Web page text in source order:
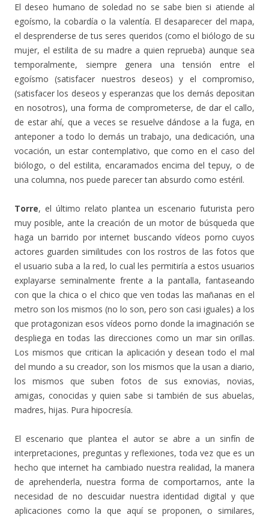
El deseo humano de soledad no se sabe bien si atiende al
egoísmo, la cobardía o la valentía. El desaparecer del mapa,
el desprenderse de tus seres queridos (como el biólogo de su
mujer, el estilita de su madre a quien reprueba) aunque sea
temporalmente, siempre genera una tensión entre el
egoísmo (satisfacer nuestros deseos) y el compromiso,
(satisfacer los deseos y esperanzas que los demás depositan
en nosotros), una forma de comprometerse, de dar el callo,
de estar ahí, que a veces se resuelve dándose a la fuga, en
anteponer a todo lo demás un trabajo, una dedicación, una
vocación, un estar contemplativo, que como en el caso del
biólogo, o del estilita, encaramados encima del tepuy, o de
una columna, nos puede parecer tan absurdo como estéril.
Torre, el último relato plantea un escenario futurista pero
muy posible, ante la creación de un motor de búsqueda que
haga un barrido por internet buscando vídeos porno cuyos
actores guarden similitudes con los rostros de las fotos que
el usuario suba a la red, lo cual les permitiría a estos usuarios
explayarse seminalmente frente a la pantalla, fantaseando
con que la chica o el chico que ven todas las mañanas en el
metro son los mismos (no lo son, pero son casi iguales) a los
que protagonizan esos vídeos porno donde la imaginación se
despliega en todas las direcciones como un mar sin orillas.
Los mismos que critican la aplicación y desean todo el mal
del mundo a su creador, son los mismos que la usan a diario,
los mismos que suben fotos de sus exnovias, novias,
amigas, conocidas y quien sabe si también de sus abuelas,
madres, hijas. Pura hipocresía.
El escenario que plantea el autor se abre a un sinfín de
interpretaciones, preguntas y reflexiones, toda vez que es un
hecho que internet ha cambiado nuestra realidad, la manera
de aprehenderla, nuestra forma de comportarnos, ante la
necesidad de no descuidar nuestra identidad digital y que
aplicaciones como la que aquí se proponen, o similares,